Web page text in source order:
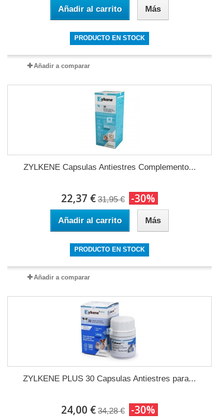
Añadir al carrito Más
PRODUCTO EN STOCK
Añadir a comparar
ZYLKENE Capsulas Antiestres Complemento...
22,37 € 31,95 € -30%
Añadir al carrito Más
PRODUCTO EN STOCK
Añadir a comparar
ZYLKENE PLUS 30 Capsulas Antiestres para...
24,00 € 34,28 € -30%